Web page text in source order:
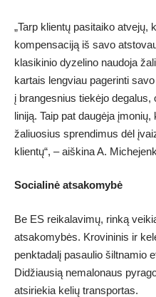
„Tarp klientų pasitaiko atvejų,
kompensaciją iš savo
klasikinio dyzelino naudoja
kartais lengviau pagerinti
į brangesnius tiekėjo
liniją. Taip pat daugėja
žaliuosius sprendimus dėl
klientų“, – aiškina A.
Socialinė atsakomybė
Be ES reikalavimų, rinką
atsakomybės. Krovininis ir
penktadalį pasaulio šiltnamio
Didžiausią nemalonaus
atsiriekia kelių transportas.